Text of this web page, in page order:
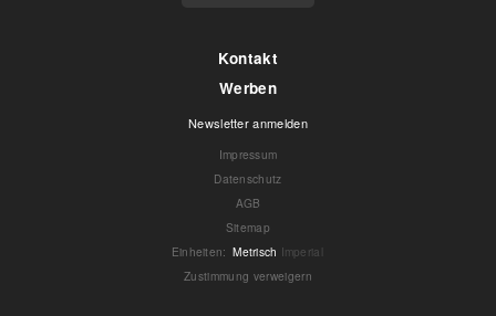
Kontakt
Werben
Newsletter anmelden
Impressum
Datenschutz
AGB
Sitemap
Einheiten: Metrisch Imperial
Zustimmung verweigern